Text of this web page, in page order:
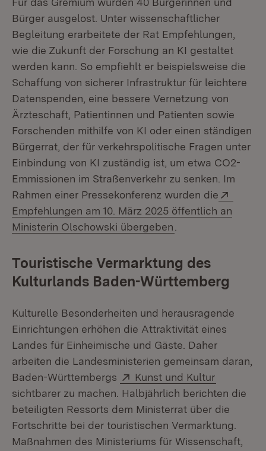
Bürger ausgelost. Unter wissenschaftlicher
Begleitung erarbeitete der Rat Empfehlungen,
wie die Zukunft der Forschung an KI gestaltet
werden kann. So empfiehlt er beispielsweise die
Schaffung von sicherer Infrastruktur für leichtere
Datenspenden, eine bessere Vernetzung von
Ärzteschaft, Patientinnen und Patienten sowie
Forschenden mithilfe von KI oder einen ständigen
Bürgerrat, der für verkehrspolitische Fragen unter
Einbindung von KI zuständig ist, um etwa CO2-
Emmissionen im Straßenverkehr zu senken. Im
Rahmen einer Pressekonferenz wurden die
Empfehlungen am 10. März 2025 öffentlich an
Ministerin Olschowski übergeben
Touristische Vermarktung des
Kulturlands Baden-Württemberg
Kulturelle Besonderheiten und herausragende
Einrichtungen erhöhen die Attraktivität eines
Landes für Einheimische und Gäste. Daher
arbeiten die Landesministerien gemeinsam daran,
Baden-Württembergs
Extern:
Kunst und Kultur
sichtbarer zu machen. Halbjährlich berichten die
beteiligten Ressorts dem Ministerrat über die
Fortschritte bei der touristischen Vermarktung.
Maßnahmen des Ministeriums für Wissenschaft,